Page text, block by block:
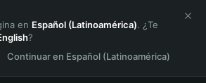
en Español (Latinoamérica). ¿Te
?
Continuar en Español (Latinoamérica)